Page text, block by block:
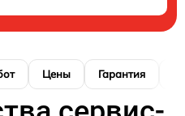
Цены Гарантия